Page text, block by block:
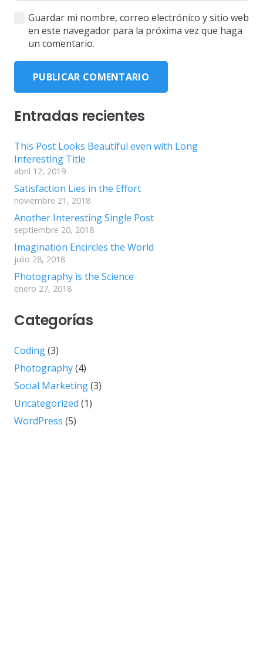
Guardar mi nombre, correo electrónico y sitio web
en este navegador para la próxima vez que haga
un comentario.
PUBLICAR COMENTARIO
Entradas recientes
This Post Looks Beautiful even with Long
Interesting Title
abril 12, 2019
Satisfaction Lies in the Effort
noviembre 21, 2018
Another Interesting Single Post
septiembre 20, 2018
Imagination Encircles the World
julio 28, 2018
Photography is the Science
enero 27, 2018
Categorías
Coding(3)
Photography(4)
Social Marketing(3)
Uncategorized (1)
WordPress (5)